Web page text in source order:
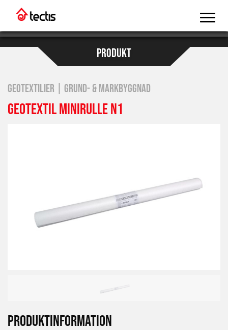
PRODUKT
GEOTEXTILIER | GRUND- & MARKBYGGNAD
GEOTEXTIL MINIRULLE N1
PRODUKTINFORMATION